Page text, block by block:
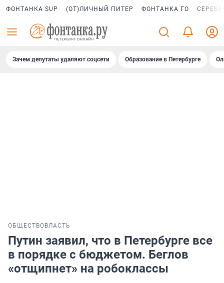
ФОНТАНКА SUP (ОТ)ЛИЧНЫЙ ПИТЕР ФОНТАНКА ГО
Зачем депутаты удаляют соцсети Образование в Петербурге
ОБЩЕСТВО ВЛАСТЬ
Путин заявил, что в Петербурге все
в порядке с бюджетом. Беглов
«отщипнет» на робоклассы